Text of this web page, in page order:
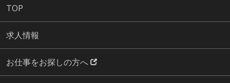
TOP
求人情報
お仕事をお探しの方へ